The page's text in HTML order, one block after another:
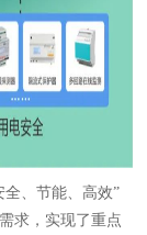
、节能、高效”
求，实现了重点